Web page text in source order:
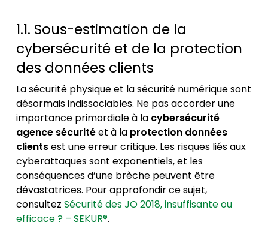
1.1. Sous-estimation de la
cybersécurité et de la protection
des données clients
La sécurité physique et la sécurité numérique sont
désormais indissociables. Ne pas accorder une
importance primordiale à la cybersécurité
agence sécuritéet à la protection données
clientsest une erreur critique. Les risques liés aux
cyberattaques sont exponentiels, et les
conséquences d’une brèche peuvent être
dévastatrices. Pour approfondir ce sujet,
consultez Sécurité des JO 2018, insuffisante ou
efficace ? – SEKUR®.